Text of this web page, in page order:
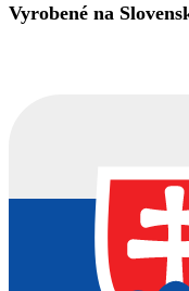
Vyrobené na